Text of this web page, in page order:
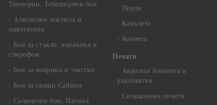
Темперни, Тебеширени бои
Алкохолни мастила и
оцветители
Бои за стъкло, керамика и
стирофом
Бои за коприна и текстил
Бои за свещи Cadence
Солвентни бои, Патина
Перли
Камъчета
Копчета
Печати
Акрилни блокчета и
ръкохватки
Силиконови печати